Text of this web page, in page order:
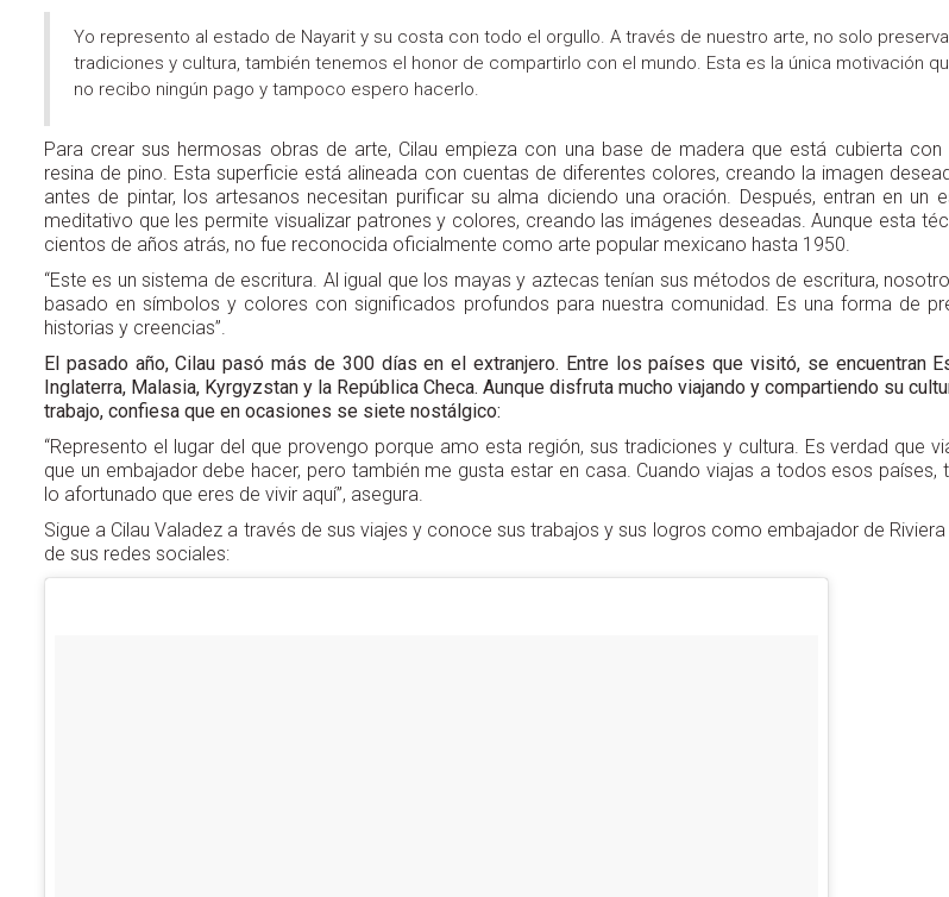
Yo represento al estado de Nayarit y su costa con todo el orgullo. A través de nuestro arte, no solo
tradiciones y cultura, también tenemos el honor de compartirlo con el mundo. Esta es la única motivación
no recibo ningún pago y tampoco espero hacerlo.
Para crear sus hermosas obras de arte, Cilau empieza con una base de madera que está cubierta
resina de pino. Esta superficie está alineada con cuentas de diferentes colores, creando la imagen
antes de pintar, los artesanos necesitan purificar su alma diciendo una oración. Después, entran en un
meditativo que les permite visualizar patrones y colores, creando las imágenes deseadas. Aunque esta
cientos de años atrás, no fue reconocida oficialmente como arte popular mexicano hasta 1950.
“Este es un sistema de escritura. Al igual que los mayas y aztecas tenían sus métodos de escritura,
basado en símbolos y colores con significados profundos para nuestra comunidad. Es una forma de
historias y creencias”.
El pasado año, Cilau pasó más de 300 días en el extranjero. Entre los países que visitó, se encuentran
Inglaterra, Malasia, Kyrgyzstan y la República Checa. Aunque disfruta mucho viajando y compartiendo su
trabajo, confiesa que en ocasiones se siete nostálgico:
“Represento el lugar del que provengo porque amo esta región, sus tradiciones y cultura. Es verdad que
que un embajador debe hacer, pero también me gusta estar en casa. Cuando viajas a todos esos países,
lo afortunado que eres de vivir aquí”, asegura.
Sigue a Cilau Valadez a través de sus viajes y conoce sus trabajos y sus logros como embajador de
de sus redes sociales: